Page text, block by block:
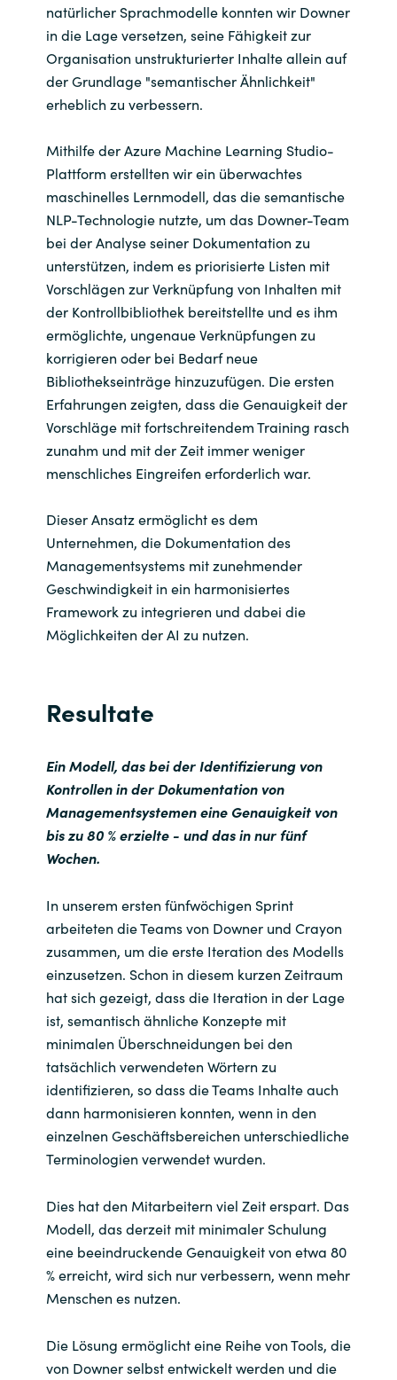
natürlicher Sprachmodelle konnten wir Downer
in die Lage versetzen, seine Fähigkeit zur
Organisation unstrukturierter Inhalte allein auf
der Grundlage "semantischer Ähnlichkeit"
erheblich zu verbessern.
Mithilfe der Azure Machine Learning Studio-
Plattform erstellten wir ein überwachtes
maschinelles Lernmodell, das die semantische
NLP-Technologie nutzte, um das Downer-Team
bei der Analyse seiner Dokumentation zu
unterstützen, indem es priorisierte Listen mit
Vorschlägen zur Verknüpfung von Inhalten mit
der Kontrollbibliothek bereitstellte und es ihm
ermöglichte, ungenaue Verknüpfungen zu
korrigieren oder bei Bedarf neue
Bibliothekseinträge hinzuzufügen. Die ersten
Erfahrungen zeigten, dass die Genauigkeit der
Vorschläge mit fortschreitendem Training rasch
zunahm und mit der Zeit immer weniger
menschliches Eingreifen erforderlich war.
Dieser Ansatz ermöglicht es dem
Unternehmen, die Dokumentation des
Managementsystems mit zunehmender
Geschwindigkeit in ein harmonisiertes
Framework zu integrieren und dabei die
Möglichkeiten der AI zu nutzen.
Resultate
Ein Modell, das bei der Identifizierung von
Kontrollen in der Dokumentation von
Managementsystemen eine Genauigkeit von
bis zu 80 % erzielte - und das in nur fünf
Wochen.
In unserem ersten fünfwöchigen Sprint
arbeiteten die Teams von Downer und Crayon
zusammen, um die erste Iteration des Modells
einzusetzen. Schon in diesem kurzen Zeitraum
hat sich gezeigt, dass die Iteration in der Lage
ist, semantisch ähnliche Konzepte mit
minimalen Überschneidungen bei den
tatsächlich verwendeten Wörtern zu
identifizieren, so dass die Teams Inhalte auch
dann harmonisieren konnten, wenn in den
einzelnen Geschäftsbereichen unterschiedliche
Terminologien verwendet wurden.
Dies hat den Mitarbeitern viel Zeit erspart. Das
Modell, das derzeit mit minimaler Schulung
eine beeindruckende Genauigkeit von etwa 80
% erreicht, wird sich nur verbessern, wenn mehr
Menschen es nutzen.
Die Lösung ermöglicht eine Reihe von Tools, die
von Downer selbst entwickelt werden und die